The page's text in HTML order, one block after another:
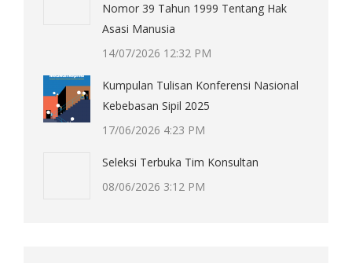
Nomor 39 Tahun 1999 Tentang Hak
Asasi Manusia
14/07/2026 12:32 PM
Kumpulan Tulisan Konferensi Nasional
Kebebasan Sipil 2025
17/06/2026 4:23 PM
Seleksi Terbuka Tim Konsultan
08/06/2026 3:12 PM